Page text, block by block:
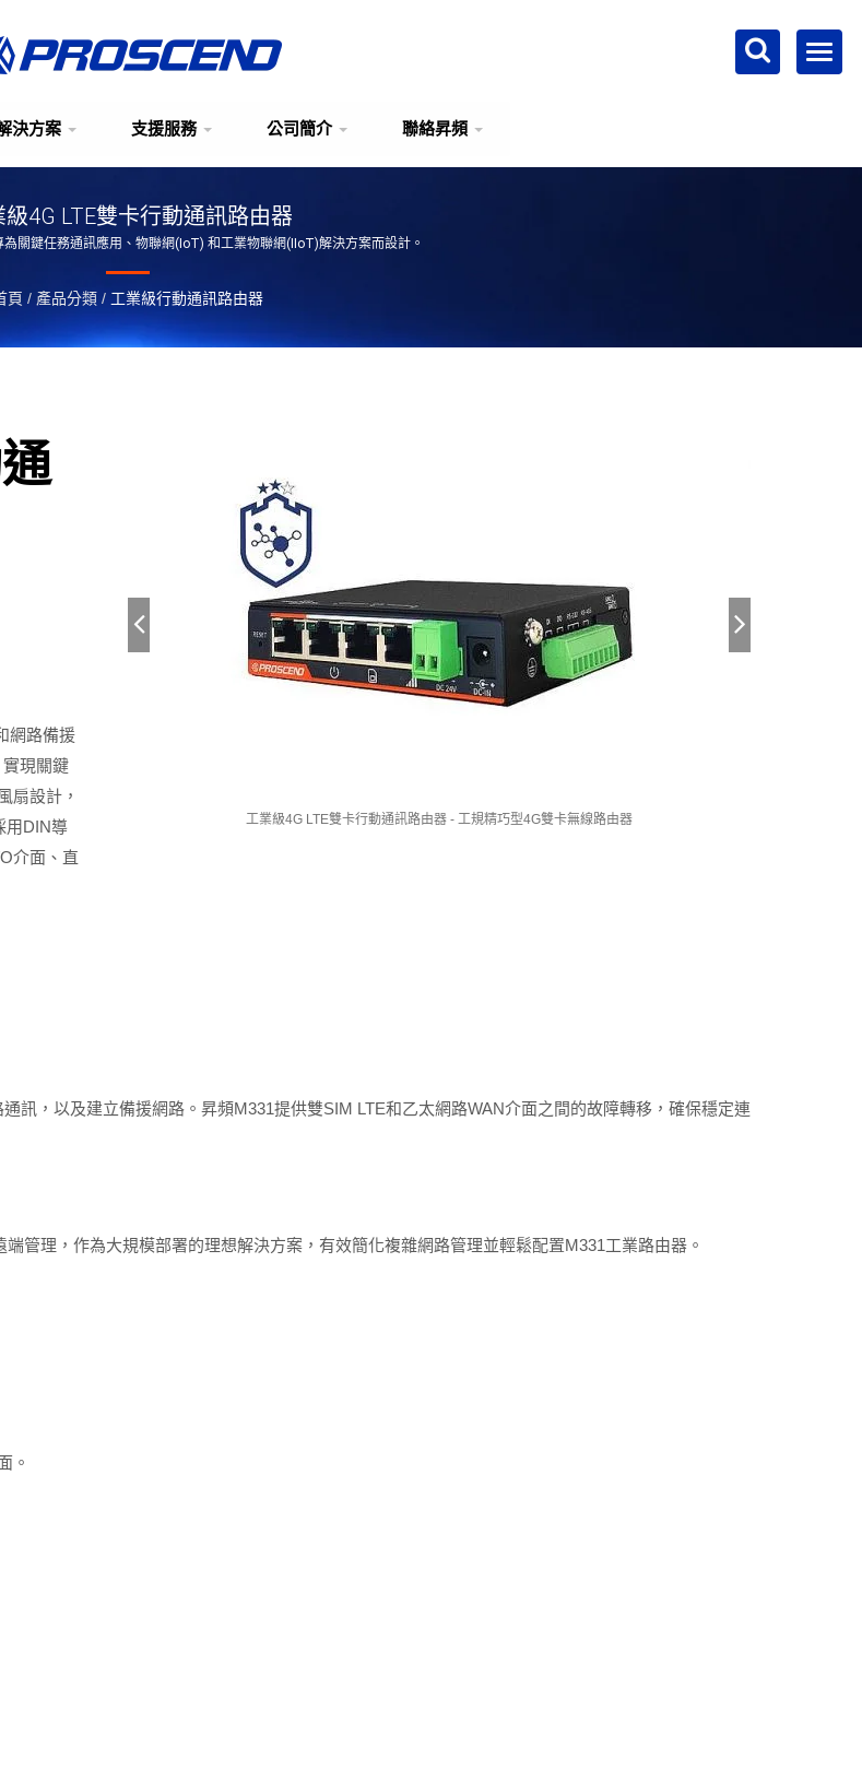
決方案 支援服務 公司簡介 聯絡昇頻
級4G LTE雙卡行動通訊路由器
關鍵任務通訊應用、物聯網(IoT) 和工業物聯網(IIoT)解決方案而設計。
頁 / 產品分類 / 工業級行動通訊路由器
工業級4G LTE雙卡行動通訊路由器 - 工規精巧型4G雙卡無線路由器
網路備援
現關鍵
扇設計，
用DIN導
介面、直
訊，以及建立備援網路。昇頻M331提供雙SIM LTE和乙太網路WAN介面之間的故障轉移，確保穩定連
管理，作為大規模部署的理想解決方案，有效簡化複雜網路管理並輕鬆配置M331工業路由器。
。